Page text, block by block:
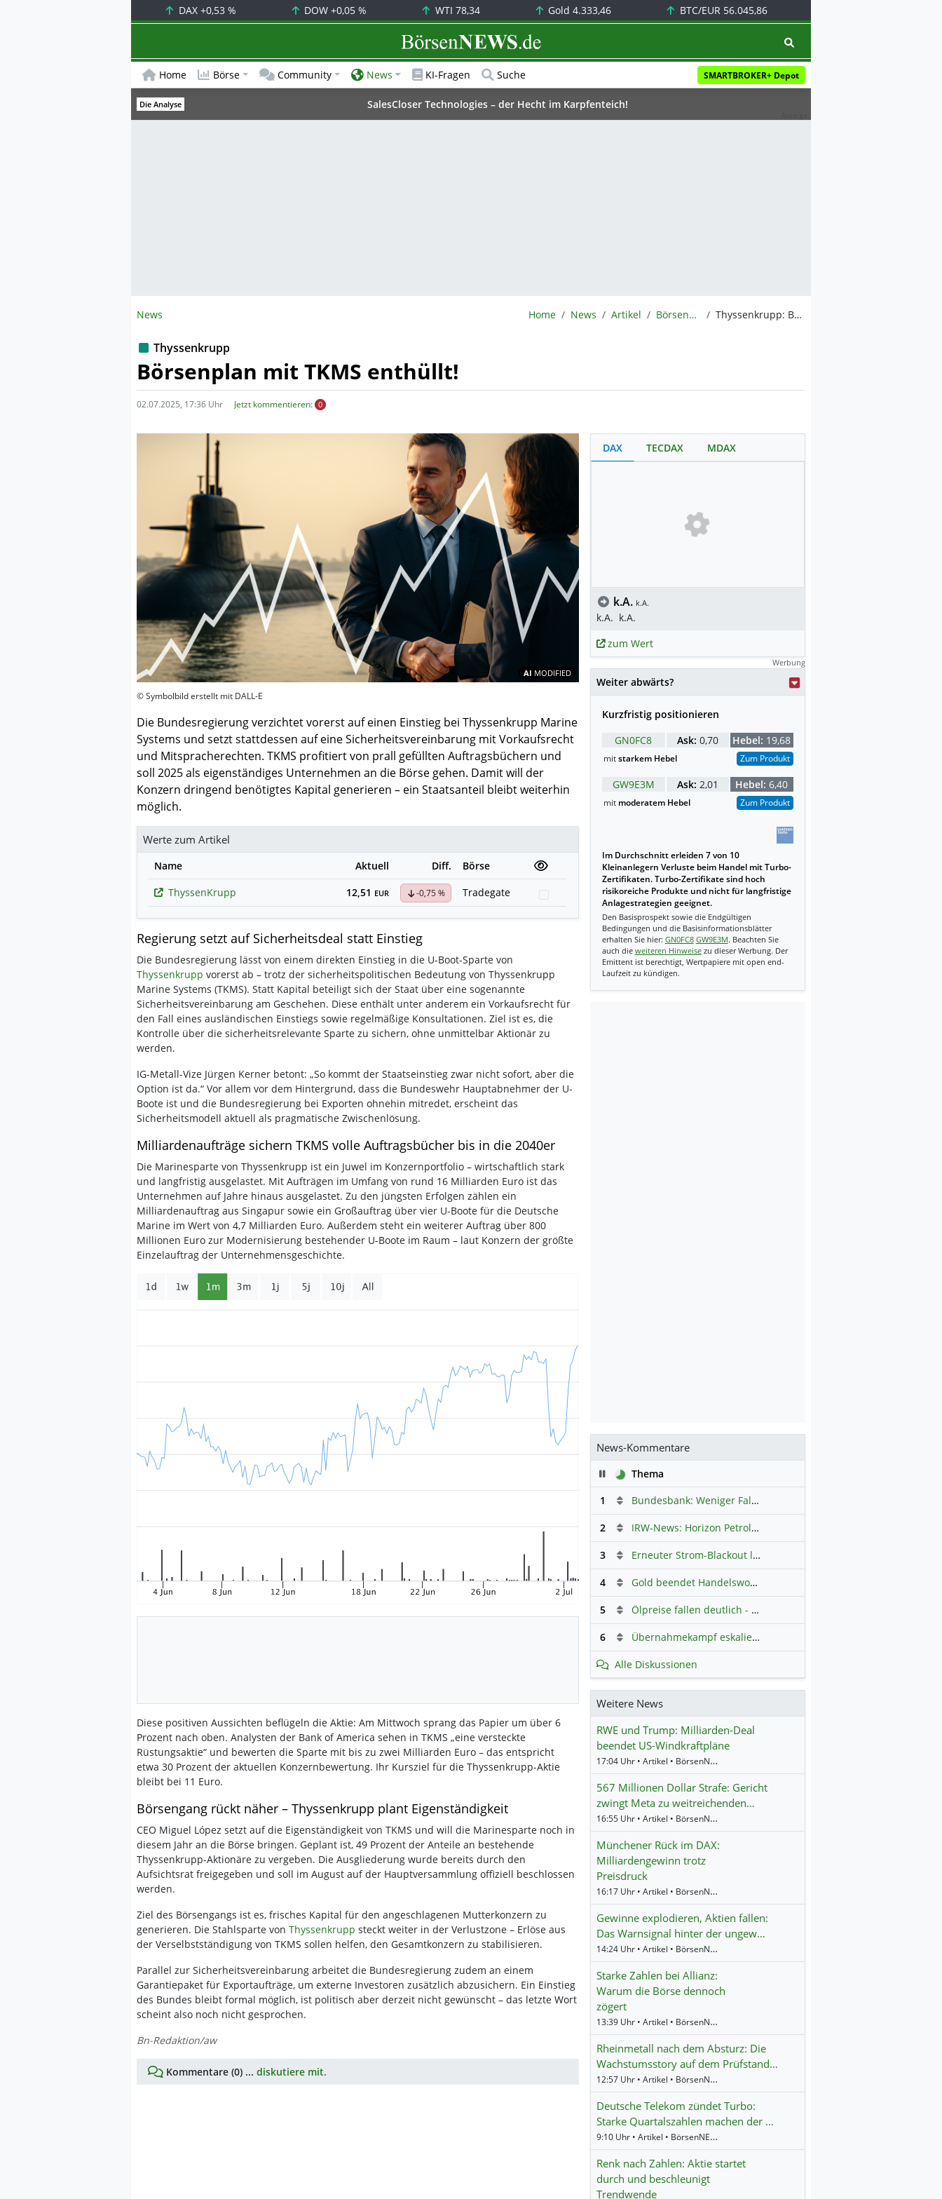
DAX +0,53 % DOW+0,05 % WTI 78,34 Gold4.333,46 BTC/EUR 56.045,86
BörsenNEWS.de
Home Börse Community News KI-Fragen Suche SMARTBROKER+ Depot
Die Analyse SalesCloser Technologies – der Hecht im Karpfenteich!
News BörsenNEWS.de
Home News Artikel BörsenNEWS.de Thyssenkrupp: Börsenplan mit TKMS enthüllt!
Thyssenkrupp
Börsenplan mit TKMS enthüllt!
02.07.2025, 17:36 Uhr Jetzt kommentieren: 0
AI MODIFIED Inhalte teilweise mit KI erstellt.
© Symbolbild erstellt mit DALL-E
Die Bundesregierung verzichtet vorerst auf einen Einstieg bei Thyssenkrupp Marine
Systems und setzt stattdessen auf eine Sicherheitsvereinbarung mit Vorkaufsrecht
und Mitspracherechten. TKMS profitiert von prall gefüllten Auftragsbüchern und
soll 2025 als eigenständiges Unternehmen an die Börse gehen. Damit will der
Konzern dringend benötigtes Kapital generieren – ein Staatsanteil bleibt weiterhin
möglich.
Werte zum Artikel
Name Aktuell Diff.
Börse
ThyssenKrupp
12,51 EUR -0,75 % Tradegate
Regierung setzt auf Sicherheitsdeal statt Einstieg
Die Bundesregierung lässt von einem direkten Einstieg in die U-Boot-Sparte von
Thyssenkrupp vorerst ab – trotz der sicherheitspolitischen Bedeutung von Thyssenkrupp
Marine Systems (TKMS). Statt Kapital beteiligt sich der Staat über eine sogenannte
Sicherheitsvereinbarung am Geschehen. Diese enthält unter anderem ein Vorkaufsrecht für
den Fall eines ausländischen Einstiegs sowie regelmäßige Konsultationen. Ziel ist es, die
Kontrolle über die sicherheitsrelevante Sparte zu sichern, ohne unmittelbar Aktionär zu
werden.
IG-Metall-Vize Jürgen Kerner betont: „So kommt der Staatseinstieg zwar nicht sofort, aber die
Option ist da.“ Vor allem vor dem Hintergrund, dass die Bundeswehr Hauptabnehmer der U-
Boote ist und die Bundesregierung bei Exporten ohnehin mitredet, erscheint das
Sicherheitsmodell aktuell als pragmatische Zwischenlösung.
Milliardenaufträge sichern TKMS volle Auftragsbücher bis in die 2040er
Die Marinesparte von Thyssenkrupp ist ein Juwel im Konzernportfolio – wirtschaftlich stark
und langfristig ausgelastet. Mit Aufträgen im Umfang von rund 16 Milliarden Euro ist das
Unternehmen auf Jahre hinaus ausgelastet. Zu den jüngsten Erfolgen zählen ein
Milliardenauftrag aus Singapur sowie ein Großauftrag über vier U-Boote für die Deutsche
Marine im Wert von 4,7 Milliarden Euro. Außerdem steht ein weiterer Auftrag über 800
Millionen Euro zur Modernisierung bestehender U-Boote im Raum – laut Konzern der größte
Einzelauftrag der Unternehmensgeschichte.
Diese positiven Aussichten beflügeln die Aktie: Am Mittwoch sprang das Papier um über 6
Prozent nach oben. Analysten der Bank of America sehen in TKMS „eine versteckte
Rüstungsaktie“ und bewerten die Sparte mit bis zu zwei Milliarden Euro – das entspricht
etwa 30 Prozent der aktuellen Konzernbewertung. Ihr Kursziel für die Thyssenkrupp-Aktie
bleibt bei 11 Euro.
Börsengang rückt näher – Thyssenkrupp plant Eigenständigkeit
CEO Miguel López setzt auf die Eigenständigkeit von TKMS und will die Marinesparte noch in
diesem Jahr an die Börse bringen. Geplant ist, 49 Prozent der Anteile an bestehende
Thyssenkrupp-Aktionäre zu vergeben. Die Ausgliederung wurde bereits durch den
Aufsichtsrat freigegeben und soll im August auf der Hauptversammlung offiziell beschlossen
werden.
Ziel des Börsengangs ist es, frisches Kapital für den angeschlagenen Mutterkonzern zu
generieren. Die Stahlsparte von Thyssenkrupp steckt weiter in der Verlustzone – Erlöse aus
der Verselbstständigung von TKMS sollen helfen, den Gesamtkonzern zu stabilisieren.
Parallel zur Sicherheitsvereinbarung arbeitet die Bundesregierung zudem an einem
Garantiepaket für Exportaufträge, um externe Investoren zusätzlich abzusichern. Ein Einstieg
des Bundes bleibt formal möglich, ist politisch aber derzeit nicht gewünscht – das letzte Wort
scheint also noch nicht gesprochen.
Bn-Redaktion/aw
Kommentare (0) ... diskutiere mit.
DAX TECDAX MDAX
k.A. k.A.
k.A. k.A.
zum Wert
Werbung
Weiter abwärts?
Kurzfristig positionieren
GN0FC8
Ask: 0,70 Hebel: 19,68
mitstarkem Hebel Zum Produkt
GW9E3M Ask: 2,01 Hebel: 6,40
mit moderatem Hebel Zum Produkt
Im Durchschnitt erleiden 7 von 10
Kleinanlegern Verluste beim Handel mit Turbo-
Zertifikaten. Turbo-Zertifikate sind hoch
risikoreiche Produkte und nicht für langfristige
Anlagestrategien geeignet.
Den Basisprospekt sowie die Endgültigen
Bedingungen und die Basisinformationsblätter
erhalten Sie hier: GN0FC8 GW9E3M. Beachten Sie
auch die weiteren Hinweisezu dieser Werbung. Der
Emittent ist berechtigt, Wertpapiere mit open end-
Laufzeit zu kündigen.
News-Kommentare
PauseThema
1
Bundesbank: Weniger Falschgeld in Deutschland
2 IRW-News: Horizon Petroleum Ltd. : Horizon Petroleum beginnt mit der Testförderung im Projekt Lachowice in Polen und schließt die Platzierung einer überzeichneten Wandelanleihe ab
3 Erneuter Strom-Blackout legt ganz Kuba lahm
4 Gold beendet Handelswoche mit Knall: Barrick Mining – Ist diese Aktie wieder ein Kauf?
5 Ölpreise fallen deutlich - Fortschritte zwischen USA und Iran belasten
6 Übernahmekampf eskaliert: Wird die Commerzbank italienisch?
Alle Diskussionen
Weitere News
RWE und Trump: Milliarden-Deal
beendet US-Windkraftpläne
17:04 Uhr • Artikel • BörsenNEWS.de
567 Millionen Dollar Strafe: Gericht
zwingt Meta zu weitreichenden…
16:55 Uhr • Artikel • BörsenNEWS.de
Münchener Rück im DAX:
Milliardengewinn trotz
Preisdruck
16:17 Uhr • Artikel • BörsenNEWS.de
Gewinne explodieren, Aktien fallen:
Das Warnsignal hinter der ungew…
14:24 Uhr • Artikel • BörsenNEWS.de
Starke Zahlen bei Allianz:
Warum die Börse dennoch
zögert
13:39 Uhr • Artikel • BörsenNEWS.de
Rheinmetall nach dem Absturz: Die
Wachstumsstory auf dem Prüfstand…
12:57 Uhr • Artikel • BörsenNEWS.de
Deutsche Telekom zündet Turbo:
Starke Quartalszahlen machen der …
9:10 Uhr • Artikel • BörsenNEWS.de
Renk nach Zahlen: Aktie startet
durch und beschleunigt
Trendwende